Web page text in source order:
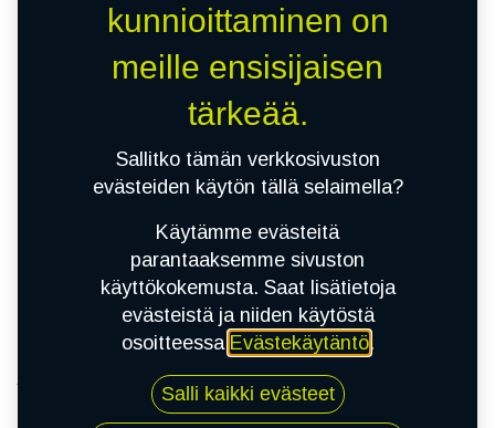
205/60R16 92H BRIDGESTONE BLIZZAK LM32
kunnioittaminen on
meille ensisijaisen
tärkeää.
Sallitko tämän verkkosivuston
evästeiden käytön tällä selaimella?
Käytämme evästeitä
parantaaksemme sivuston
käyttökokemusta. Saat lisätietoja
evästeistä ja niiden käytöstä
osoitteessa Evästekäytäntö.
Salli kaikki evästeet